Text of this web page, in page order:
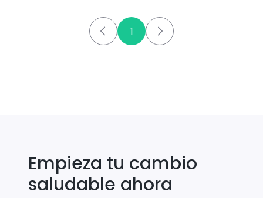
1
Empieza tu cambio
saludable ahora